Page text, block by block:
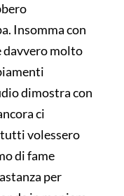
Insomma con
davvero molto
dimostra con
ci
tutti volessero
di fame
per